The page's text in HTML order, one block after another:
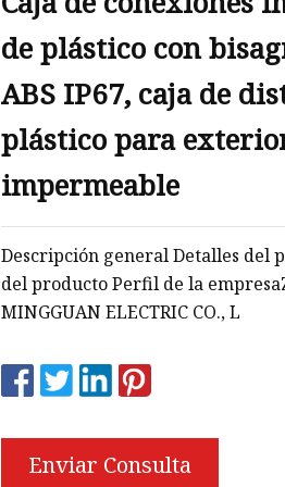
de plástico con
ABS IP67, caja de
plástico para
impermeable
Descripción general Detalles del
del producto Perfil de la
MINGGUAN ELECTRIC CO., L
Enviar Consulta